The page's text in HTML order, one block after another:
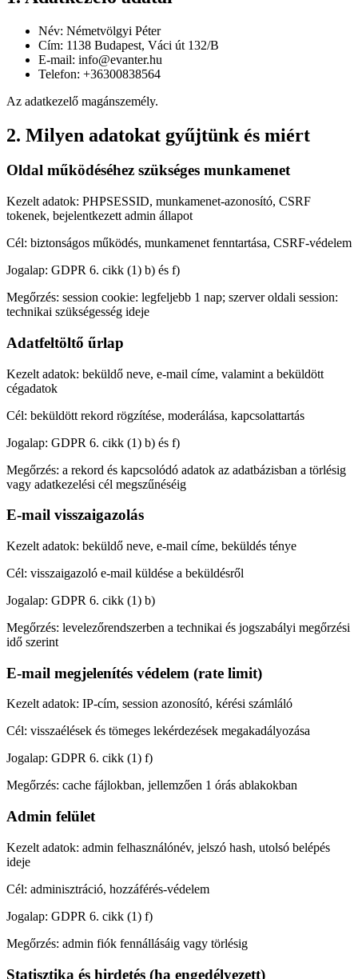
Név: Németvölgyi Péter
Cím: 1138 Budapest, Váci út 132/B
E-mail: info@evanter.hu
Telefon: +36300838564
Az adatkezelő magánszemély.
2. Milyen adatokat gyűjtünk és miért
Oldal működéséhez szükséges munkamenet
Kezelt adatok: PHPSESSID, munkamenet-azonosító, CSRF
tokenek, bejelentkezett admin állapot
Cél: biztonságos működés, munkamenet fenntartása, CSRF-védelem
Jogalap: GDPR 6. cikk (1) b) és f)
Megőrzés: session cookie: legfeljebb 1 nap; szerver oldali session:
technikai szükségesség ideje
Adatfeltöltő űrlap
Kezelt adatok: beküldő neve, e-mail címe, valamint a beküldött
cégadatok
Cél: beküldött rekord rögzítése, moderálása, kapcsolattartás
Jogalap: GDPR 6. cikk (1) b) és f)
Megőrzés: a rekord és kapcsolódó adatok az adatbázisban a törlésig
vagy adatkezelési cél megszűnéséig
E-mail visszaigazolás
Kezelt adatok: beküldő neve, e-mail címe, beküldés ténye
Cél: visszaigazoló e-mail küldése a beküldésről
Jogalap: GDPR 6. cikk (1) b)
Megőrzés: levelezőrendszerben a technikai és jogszabályi megőrzési
idő szerint
E-mail megjelenítés védelem (rate limit)
Kezelt adatok: IP-cím, session azonosító, kérési számláló
Cél: visszaélések és tömeges lekérdezések megakadályozása
Jogalap: GDPR 6. cikk (1) f)
Megőrzés: cache fájlokban, jellemzően 1 órás ablakokban
Admin felület
Kezelt adatok: admin felhasználónév, jelszó hash, utolsó belépés
ideje
Cél: adminisztráció, hozzáférés-védelem
Jogalap: GDPR 6. cikk (1) f)
Megőrzés: admin fiók fennállásáig vagy törlésig
Statisztika és hirdetés (ha engedélyezett)